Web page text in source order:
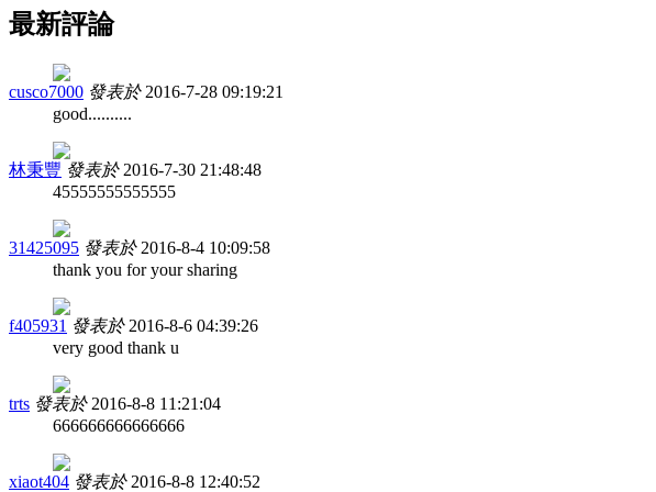
最新評論
cusco7000 發表於 2016-7-28 09:19:21
good..........
林秉豐 發表於 2016-7-30 21:48:48
45555555555555
31425095 發表於 2016-8-4 10:09:58
thank you for your sharing
f405931 發表於 2016-8-6 04:39:26
very good thank u
trts 發表於 2016-8-8 11:21:04
666666666666666
xiaot404 發表於 2016-8-8 12:40:52